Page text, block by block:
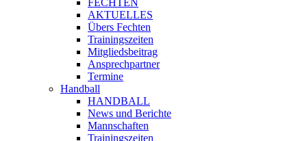
FECHTEN
AKTUELLES
Übers Fechten
Trainingszeiten
Mitgliedsbeitrag
Ansprechpartner
Termine
Handball
HANDBALL
News und Berichte
Mannschaften
Trainingszeiten